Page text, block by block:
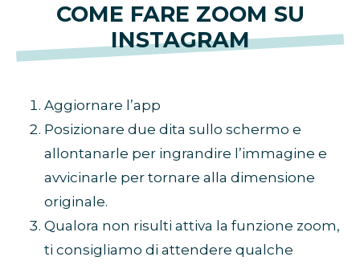
COME FARE ZOOM SU
INSTAGRAM
Aggiornare l’app
Posizionare due dita sullo schermo e
allontanarle per ingrandire l’immagine e
avvicinarle per tornare alla dimensione
originale.
Qualora non risulti attiva la funzione zoom,
ti consigliamo di attendere qualche